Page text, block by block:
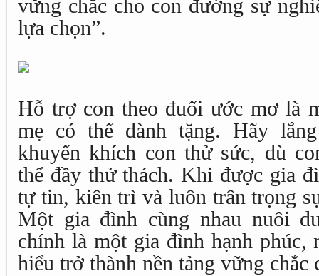
vững chắc cho con đường sự
lựa chọn”.
Hỗ trợ con theo đuổi ước mơ là
mẹ có thể dành tặng. Hãy
khuyến khích con thử sức, dù
thể đầy thử thách. Khi được gia
tự tin, kiên trì và luôn trân trọng
Một gia đình cùng nhau nuôi
chính là một gia đình hạnh phúc,
hiểu trở thành nền tảng vững chắc